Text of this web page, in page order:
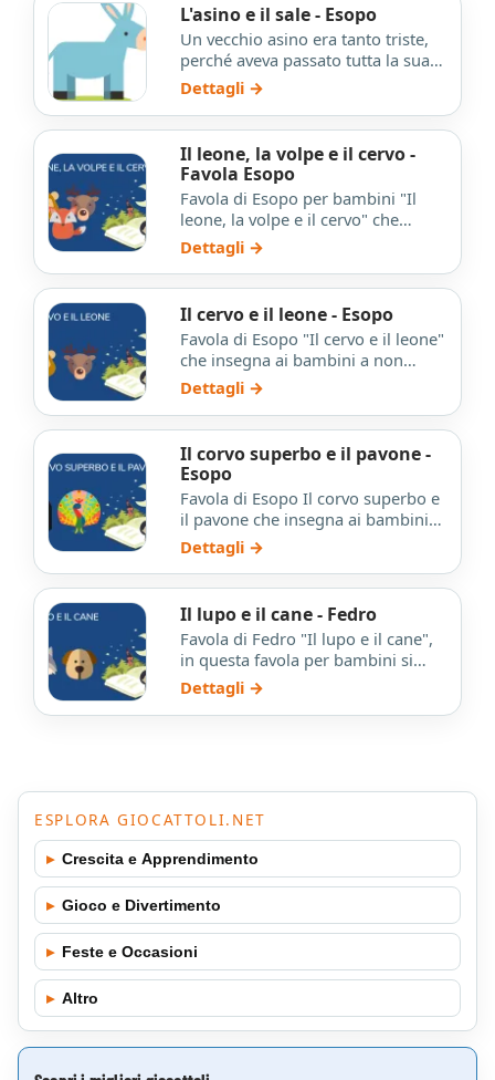
L'asino e il sale - Esopo
Un vecchio asino era tanto triste,
perché aveva passato tutta la sua
vita a portare pesanti carichi sulla
sua povera s…
Dettagli →
Il leone, la volpe e il cervo -
Favola Esopo
Favola di Esopo per bambini "Il
leone, la volpe e il cervo" che
insegna ai bambini a non cadere
nella trappola delle l…
Dettagli →
Il cervo e il leone - Esopo
Favola di Esopo "Il cervo e il leone"
che insegna ai bambini a non
fermarsi sulle apparenze.
Dettagli →
Il corvo superbo e il pavone -
Esopo
Favola di Esopo Il corvo superbo e
il pavone che insegna ai bambini
ad essere sempre se stessi.
Dettagli →
Il lupo e il cane - Fedro
Favola di Fedro "Il lupo e il cane",
in questa favola per bambini si
insegna il valore della libertà.
Dettagli →
ESPLORA GIOCATTOLI.NET
▸ Crescita e Apprendimento
▸ Gioco e Divertimento
▸ Feste e Occasioni
▸ Altro